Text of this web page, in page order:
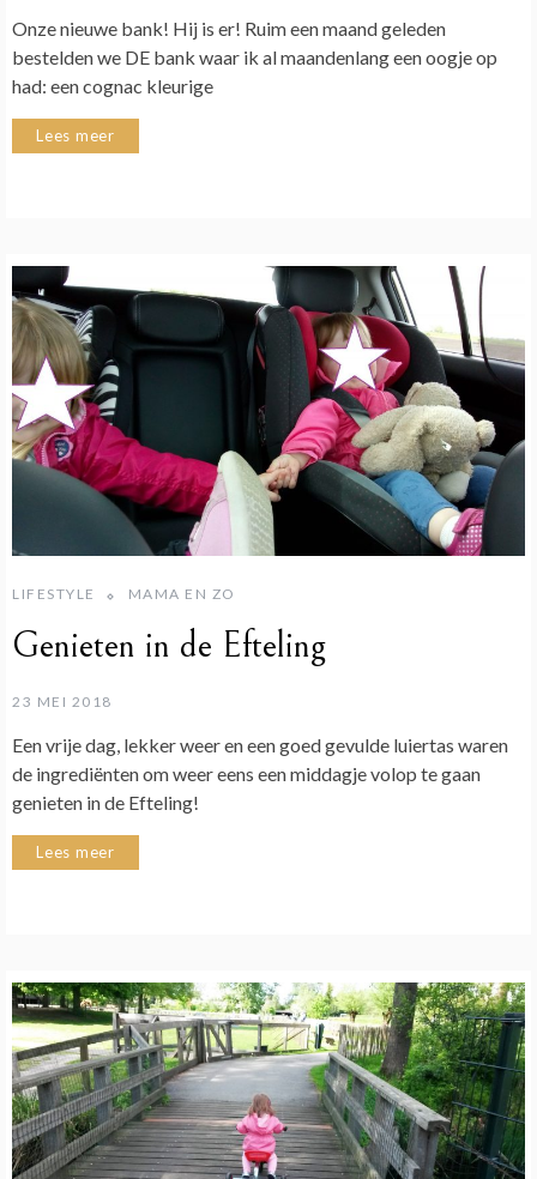
Onze nieuwe bank! Hij is er! Ruim een maand geleden
bestelden we DE bank waar ik al maandenlang een oogje op
had: een cognac kleurige
Lees meer
LIFESTYLE MAMA EN ZO
Genieten in de Efteling
23 MEI 2018
Een vrije dag, lekker weer en een goed gevulde luiertas waren
de ingrediënten om weer eens een middagje volop te gaan
genieten in de Efteling!
Lees meer